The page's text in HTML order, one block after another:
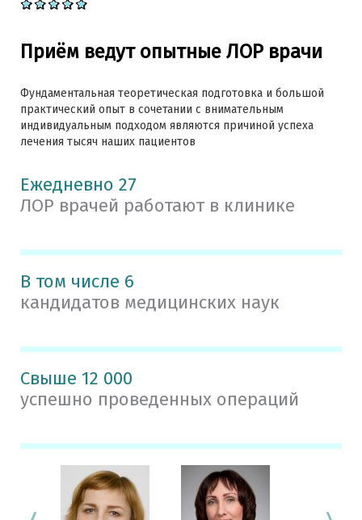
Приём ведут опытные ЛОР врачи
Фундаментальная теоретическая подготовка и большой
практический опыт в сочетании с внимательным
индивидуальным подходом являются причиной успеха
лечения тысяч наших пациентов
Ежедневно 27
ЛОР врачей работают в клинике
В том числе 6
кандидатов медицинских наук
Свыше 12 000
успешно проведенных операций